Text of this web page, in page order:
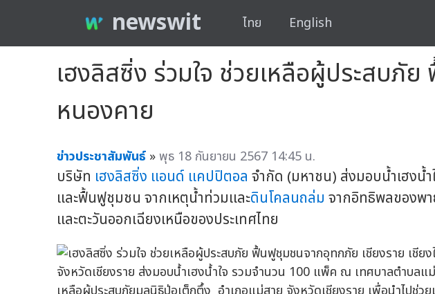
newswit ไทย English
เฮงลิสซิ่ง ร่วมใจ ช่วยเหลือผู้ประสบภั
หนองคาย
ข่าวประชาสัมพันธ์ »พุธ 18 กันยายน 2567 14:45 น.
บริษัท เฮงลิสซิ่ง แอนด์ แคปปิตอล จำกัด (มหาชน) ส่งมอบน้ำเฮงน้
และฟื้นฟูชุมชน จากเหตุน้ำท่วมและดินโคลนถล่ม จากอิทธิพลของพา
และตะวันออกเฉียงเหนือของประเทศไทย
จังหวัดเชียงราย ส่งมอบน้ำเฮงน้ำใจ รวมจำนวน 100 แพ็ค ณ เทศบาลตำบลแ